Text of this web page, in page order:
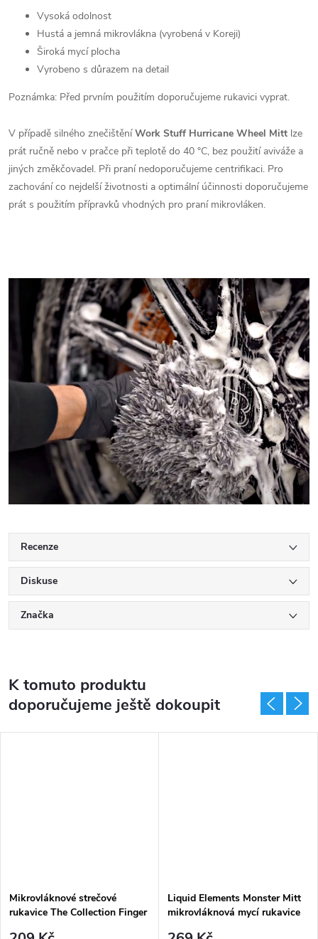
Vysoká odolnost
Hustá a jemná mikrovlákna (vyrobená v Koreji)
Široká mycí plocha
Vyrobeno s důrazem na detail
Poznámka: Před prvním použitím doporučujeme rukavici vyprat.
V případě silného znečištěníWork Stuff Hurricane Wheel Mitt lze
prát ručně nebo v pračce při teplotě do 40 °C, bez použití aviváže a
jiných změkčovadel. Při praní nedoporučujeme centrifikaci. Pro
zachování co nejdelší životnosti a optimální účinnosti doporučujeme
prát s použitím přípravků vhodných pro praní mikrovláken.
Recenze
Diskuse
Značka
K tomuto produktu
doporučujeme ještě dokoupit
Mikrovláknové strečové
rukavice The Collection Finger
Liquid Elements Monster Mitt
mikrovláknová mycí rukavice